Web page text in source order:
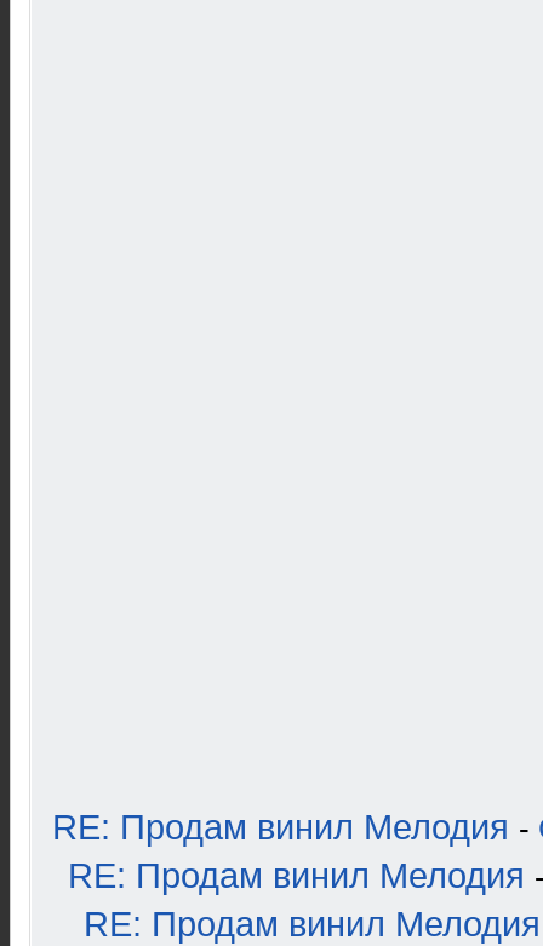
RE: Продам винил Мелодия -
RE: Продам винил Мелодия
RE: Продам винил Мелодия